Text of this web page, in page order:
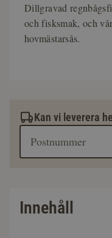
Dillgravad
och fisksmak, och
hovmästarsås.
Kan vi leverera
Innehåll